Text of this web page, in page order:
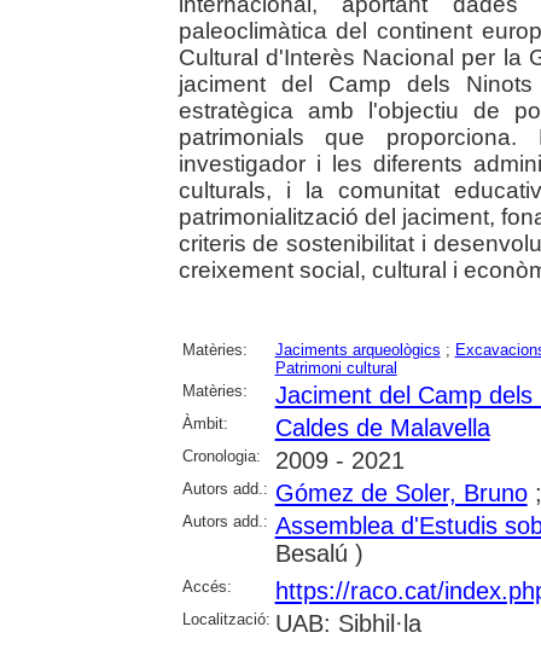
paleoclimàtica del continent
Cultural d'Interès Nacional per la
jaciment del Camp dels
estratègica amb l'objectiu de
patrimonials que
investigador i les diferents
culturals, i la comunitat
patrimonialització del jaciment,
criteris de sostenibilitat i
creixement social, cultural i
Matèries: Jaciments arqueològics ;
Patrimoni cultural
Matèries:
Jaciment del Camp
Àmbit: Caldes de Malavella
Cronologia: 2009 - 2021
Autors add.: Gómez de Soler, Bruno
Autors add.: Assemblea d'Estudis
Besalú )
Accés: https://raco.cat/
Localització: UAB: Sibhil·la